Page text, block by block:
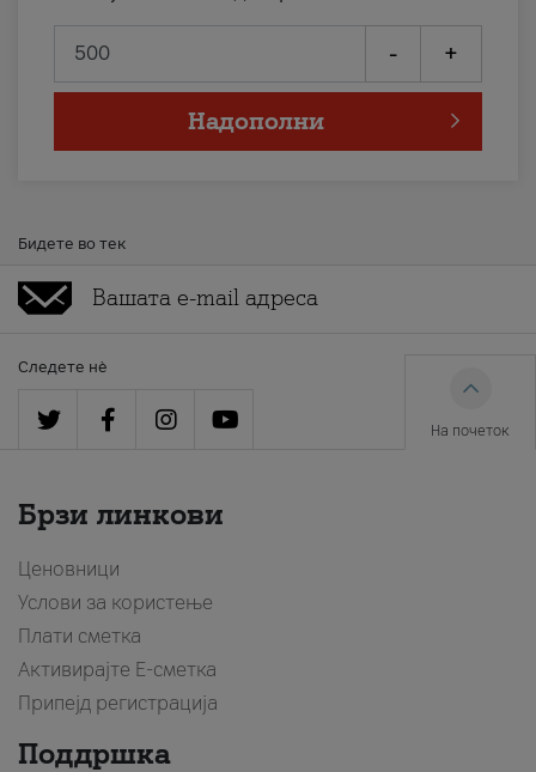
- +
Надополни
Бидете во тек
Следете нè
На почеток
Брзи линкови
Ценовници
Услови за користење
Плати сметка
Активирајте Е-сметка
Припејд регистрација
Поддршка